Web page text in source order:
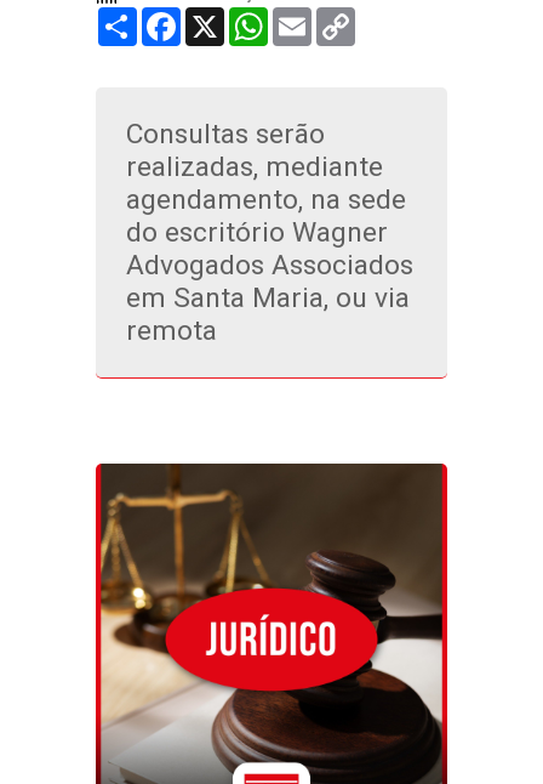
Share Facebook
X WhatsApp
Email
Consultas serão
realizadas, mediante
agendamento, na sede
do escritório Wagner
Advogados Associados
em Santa Maria, ou via
remota